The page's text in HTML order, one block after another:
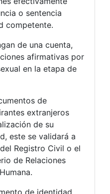
o sentencia
competente.
de una cuenta,
afirmativas por
en la etapa de
de
extranjeros
de su
este se validará a
Registro Civil o el
de Relaciones
de identidad